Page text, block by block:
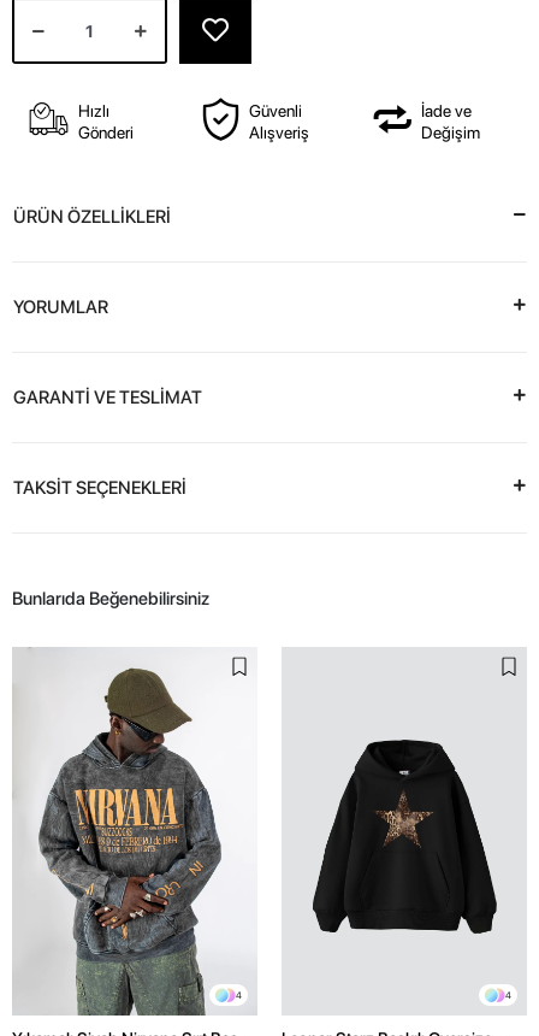
Hızlı
Gönderi
Güvenli
Alışveriş
İade ve
Değişim
ÜRÜN ÖZELLİKLERİ
YORUMLAR
GARANTİ VE TESLİMAT
TAKSİT SEÇENEKLERİ
Bunlarıda Beğenebilirsiniz
4 4